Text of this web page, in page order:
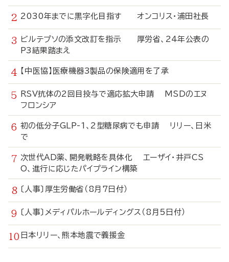
2030年までに黒字化目指す オンコリス・浦田社長
ビルテプソの添文改訂を指示 厚労省、24年公表の
P3結果踏まえ
【中医協】医療機器3製品の保険適用を了承
RSV抗体の2回目投与で適応拡大申請 MSDのエヌ
フロンシア
初の低分子GLP-1、2型糖尿病でも申請 リリー、日米
で
次世代AD薬、開発戦略を具体化 エーザイ・井戸CS
O、進行に応じたパイプライン構築
〔人事〕厚生労働省（8月7日付）
〔人事〕メディパルホールディングス（8月5日付）
日本リリー、熊本地震で義援金